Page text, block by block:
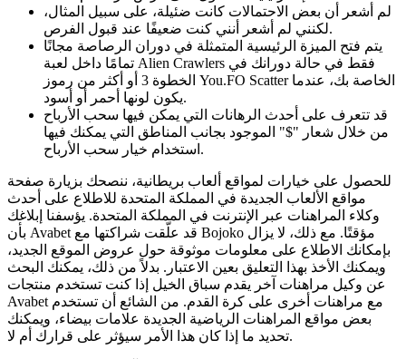
لم أشعر أن بعض الاحتمالات كانت ضئيلة، على سبيل المثال،
لكنني لم أشعر أنني كنت ضعيفًا عند قبول الفرص.
يتم فتح الميزة الرئيسية المتمثلة في دوران الرصاصة مجانًا
تمامًا داخل لعبة Alien Crawlers فقط في حالة دورانك في
الخطوة 3 أو أكثر من رموز You.FO Scatter الخاصة بك، عندما
يكون لونها أحمر أو أسود.
قد تتعرف على أحدث الرهانات التي يمكن فيها سحب الأرباح
من خلال شعار "$" الموجود بجانب المناطق التي يمكنك فيها
استخدام خيار سحب الأرباح.
للحصول على خيارات لمواقع ألعاب بريطانية، ننصحك بزيارة صفحة
مواقع الألعاب الجديدة في المملكة المتحدة للاطلاع على أحدث
وكلاء المراهنات عبر الإنترنت في المملكة المتحدة. يؤسفنا إبلاغك
بأن Avabet قد علّقت شراكتها مع Bojoko مؤقتًا. مع ذلك، لا يزال
بإمكانك الاطلاع على معلومات موثوقة حول عروض الموقع الجديد،
ويمكنك الأخذ بهذا التعليق بعين الاعتبار. بدلاً من ذلك، يمكنك البحث
عن وكيل مراهنات آخر يقدم سباق الخيل إذا كنت تستخدم منتجات
Avabet مع مراهنات أخرى على كرة القدم. من الشائع أن تستخدم
بعض مواقع المراهنات الرياضية الجديدة علامات بيضاء، ويمكنك
تحديد ما إذا كان هذا الأمر سيؤثر على قرارك أم لا.